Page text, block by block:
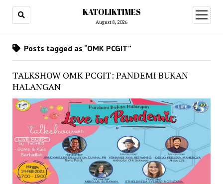
KATOLIKTIMES
August 8, 2026
open
menu
Posts tagged as “OMK PCGIT”
TALKSHOW OMK PCGIT: PANDEMI BUKAN
HALANGAN